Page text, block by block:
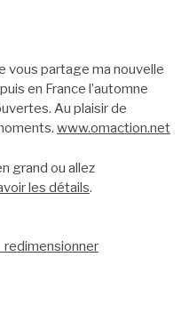
vous partage ma nouvelle
en France l’automne
Au plaisir de
www.omaction.net
grand ou allez
les détails.